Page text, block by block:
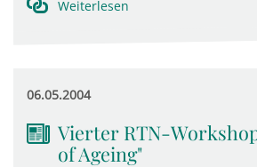
Weiterlesen
06.05.2004
Vierter RTN-
of Ageing"